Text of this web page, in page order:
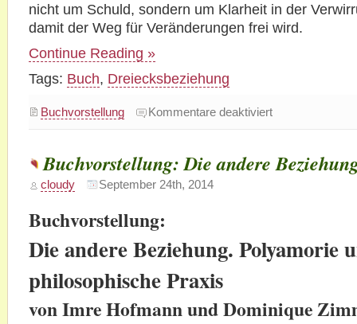
nicht um Schuld, sondern um Klarheit in der
damit der Weg für Veränderungen frei wird.
Continue Reading »
Tags: Buch, Dreiecksbeziehung
Buchvorstellung Kommentare deaktiviertfür
Buchvorstellung:
Geliebten
in
Buchvorstellung: Die andere
cloudy September 24th, 2014
Buchvorstellung:
Die andere Beziehung. Polyamorie
philosophische Praxis
vonImre Hofmann und Dominique